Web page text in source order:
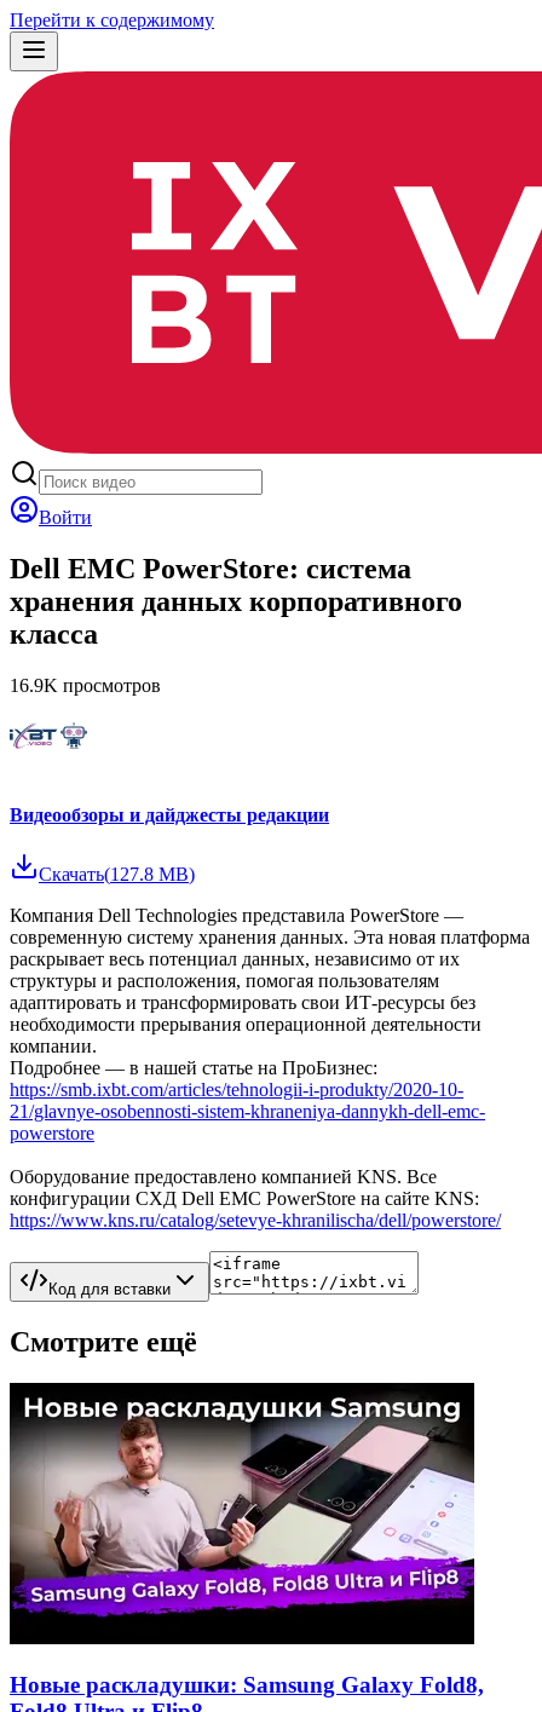
Перейти к содержимому
Войти
Dell EMC PowerStore: система
хранения данных корпоративного
класса
16.9K просмотров
Видеообзоры и дайджесты редакции
Скачать(127.8 MB)
Компания Dell Technologies представила PowerStore —
современную систему хранения данных. Эта новая платформа
раскрывает весь потенциал данных, независимо от их
структуры и расположения, помогая пользователям
адаптировать и трансформировать свои ИТ-ресурсы без
необходимости прерывания операционной деятельности
компании.
Подробнее — в нашей статье на ПроБизнес:
https://smb.ixbt.com/articles/tehnologii-i-produkty/2020-10-
21/glavnye-osobennosti-sistem-khraneniya-dannykh-dell-emc-
powerstore
Оборудование предоставлено компанией KNS. Все
конфигурации СХД Dell EMC PowerStore на сайте KNS:
https://www.kns.ru/catalog/setevye-khranilischa/dell/powerstore/
Код для вставки
Смотрите ещё
Новые раскладушки: Samsung Galaxy Fold8,